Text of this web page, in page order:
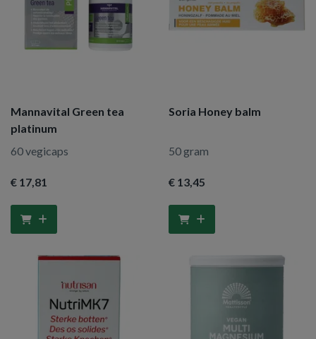
Mannavital Green tea
platinum
60 vegicaps
€ 17,81
Soria Honey balm
50 gram
€ 13,45